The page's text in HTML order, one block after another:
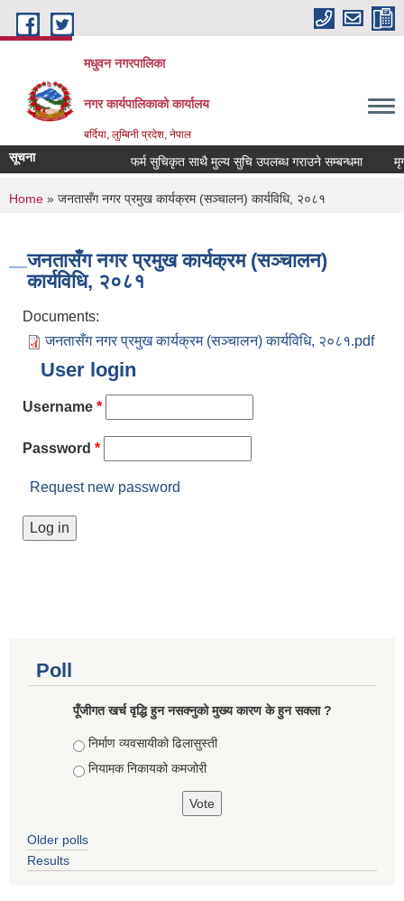
Skip to main content
मधुवन नगरपालिका
नगर कार्यपालिकाको कार्यालय
बर्दिया, लुम्बिनी प्रदेश, नेपाल
सूचना फर्म सुचिकृत साथै मुल्य सुचि उपलब्ध गराउने सम्बन्धमा
You are here
Home » जनतासँग नगर प्रमुख कार्यक्रम (सञ्चालन) कार्यविधि, २०८१
जनतासँग नगर प्रमुख कार्यक्रम (सञ्चालन)
कार्यविधि, २०८१
Documents:
जनतासँग नगर प्रमुख कार्यक्रम (सञ्चालन) कार्यविधि, २०८१.pdf
User login
Username *
Password *
Request new password
Poll
पूँजीगत खर्च वृद्धि हुन नसक्नुको मुख्य कारण के हुन सक्ला ?
Choices
निर्माण व्यवसायीको ढिलासुस्ती
नियामक निकायको कमजोरी
Older polls
Results